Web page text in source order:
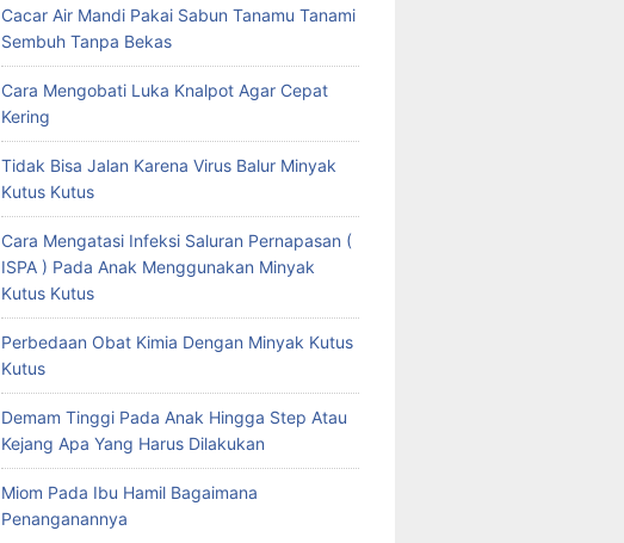
Cacar Air Mandi Pakai Sabun Tanamu Tanami
Sembuh Tanpa Bekas
Cara Mengobati Luka Knalpot Agar Cepat
Kering
Tidak Bisa Jalan Karena Virus Balur Minyak
Kutus Kutus
Cara Mengatasi Infeksi Saluran Pernapasan (
ISPA ) Pada Anak Menggunakan Minyak
Kutus Kutus
Perbedaan Obat Kimia Dengan Minyak Kutus
Kutus
Demam Tinggi Pada Anak Hingga Step Atau
Kejang Apa Yang Harus Dilakukan
Miom Pada Ibu Hamil Bagaimana
Penanganannya